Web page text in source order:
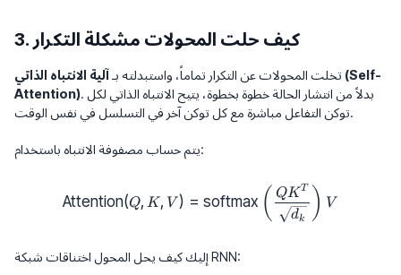
3. كيف حلت المحولات مشكلة التكرار
تخلت المحولات عن التكرار تماماً، واستبدلته بـآلية الانتباه الذاتي (Self-
Attention). بدلاً من انتشار الحالة خطوة بخطوة، يتيح الانتباه الذاتي لكل
توكن التفاعل مباشرة مع كل توكن آخر في التسلسل في نفس الوقت.
يتم حساب مصفوفة الانتباه باستخدام:
\text{Attention}(Q, K, V) =
Attention(Q, K, V ) = softmax ( dk
QKT ) V
إليك كيف يحل المحول اختناقات شبكة RNN: